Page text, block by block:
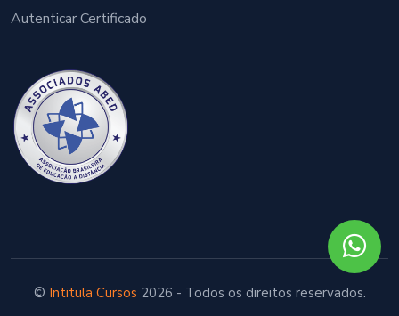
Autenticar Certificado
© Intitula Cursos 2026 - Todos os direitos reservados.